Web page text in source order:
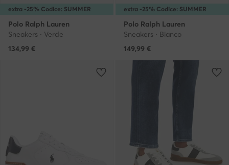
extra -25% Codice: SUMMER
Polo Ralph Lauren
Sneakers · Verde
134,99 €
extra -25% Codice: SUMMER
Polo Ralph Lauren
Sneakers · Bianco
149,99 €